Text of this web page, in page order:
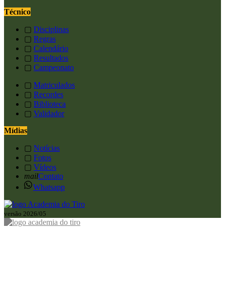
Técnico
▢ Disciplinas
▢ Regras
▢ Calendário
▢ Resultados
▢ Campeonato
▢ Matriculados
▢ Recordes
▢ Biblioteca
▢ Validador
Mídias
▢ Notícias
▢ Fotos
▢ Vídeos
mailContato
Whatsapp
versão 2026/05